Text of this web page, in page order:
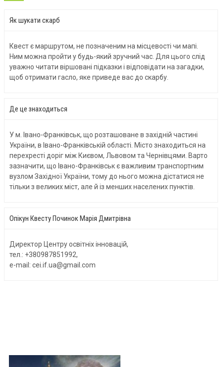
Як шукати скарб
Квест є маршрутом, не позначеним на місцевості чи мапі.
Ним можна пройти у будь-який зручний час. Для цього слід
уважно читати віршовані підказки і відповідати на загадки,
щоб отримати гасло, яке приведе вас до скарбу.
Де це знаходиться
У м. Івано-Франківськ, що розташоване в західній частині
України, в Івано-Франківській області. Місто знаходиться на
перехресті доріг між Києвом, Львовом та Чернівцями. Варто
зазначити, що Івано-Франківськ є важливим транспортним
вузлом Західної України, тому до нього можна дістатися не
тільки з великих міст, але й із менших населених пунктів.
Oпікун Квесту Починок Марія Дмитрівна
Директор Центру освітніх інновацій,
тел.: +380987851992,
e-mail: cei.if.ua@gmail.com